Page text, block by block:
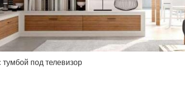
тумбой под телевизор